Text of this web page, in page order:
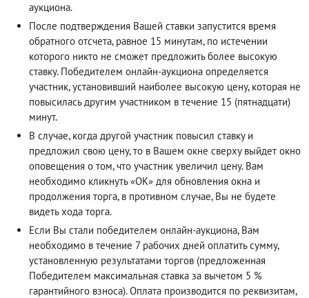
аукциона.
После подтверждения Вашей ставки запустится время
обратного отсчета, равное 15 минутам, по истечении
которого никто не сможет предложить более высокую
ставку. Победителем онлайн-аукциона определяется
участник, установивший наиболее высокую цену, которая не
повысилась другим участником в течение 15 (пятнадцати)
минут.
В случае, когда другой участник повысил ставку и
предложил свою цену, то в Вашем окне сверху выйдет окно
оповещения о том, что участник увеличил цену. Вам
необходимо кликнуть «ОК» для обновления окна и
продолжения торга, в противном случае, Вы не будете
видеть хода торга.
Если Вы стали победителем онлайн-аукциона, Вам
необходимо в течение 7 рабочих дней оплатить сумму,
установленную результатами торгов (предложенная
Победителем максимальная ставка за вычетом 5 %
гарантийного взноса). Оплата производится по реквизитам,